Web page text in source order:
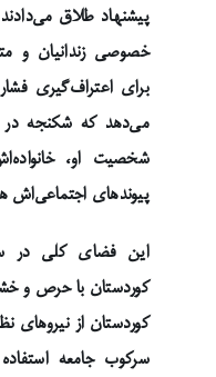
پیشنهاد طلاق
خصوصی زندانیان و
برای اعتراف‌گیری
می‌دهد که شکنجه در
شخصیت او،
پیوندهای اجتماعی‌اش
این فضای کلی در
کوردستان با حرص و
کوردستان از نیروهای
سرکوب جامعه